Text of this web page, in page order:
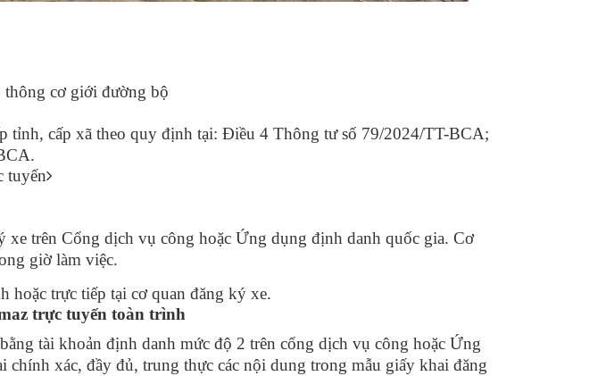
cơ giới đường bộ
tỉnh, cấp xã theo quy định tại: Điều 4 Thông tư số 79/2024/TT-BCA;
tuyến
xe trên Cổng dịch vụ công hoặc Ứng dụng định danh quốc gia. Cơ
giờ làm việc.
hoặc trực tiếp tại cơ quan đăng ký xe.
trực tuyến toàn trình
tài khoản định danh mức độ 2 trên cổng dịch vụ công hoặc Ứng
chính xác, đầy đủ, trung thực các nội dung trong mẫu giấy khai đăng